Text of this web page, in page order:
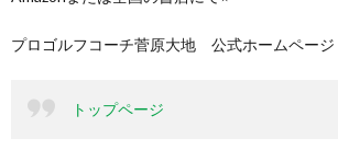
プロゴルフコーチ菅原大地 公式ホームページ
トップページ